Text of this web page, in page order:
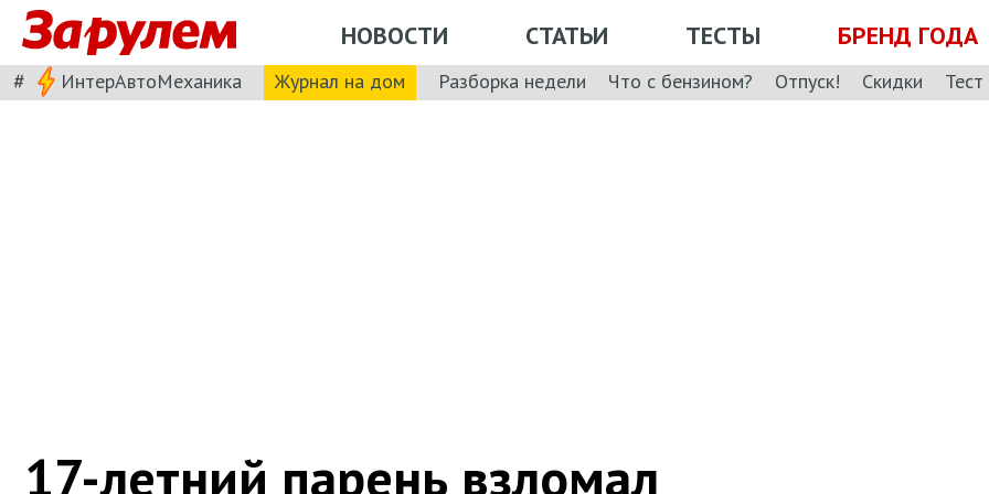
НОВОСТИ СТАТЬИ ТЕСТЫ БРЕНД ГОДА
# ИнтерАвтоМеханика Журнал на дом Разборка недели Что с бензином? Отпуск! Скидки
17-летний парень взломал